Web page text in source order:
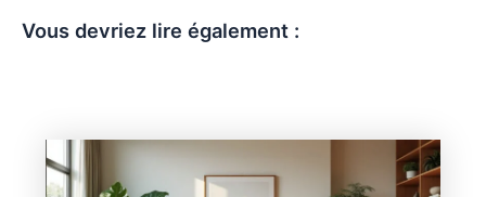
Vous devriez lire également :